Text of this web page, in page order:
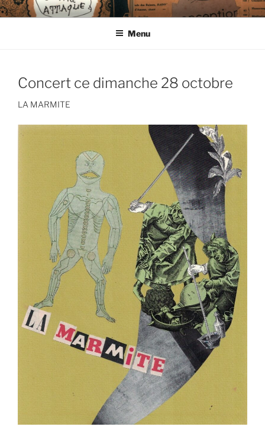
Aller
au
CIE LES ENDIMANCHÉS
Menu
Concert ce dimanche 28 octobre
LA MARMITE